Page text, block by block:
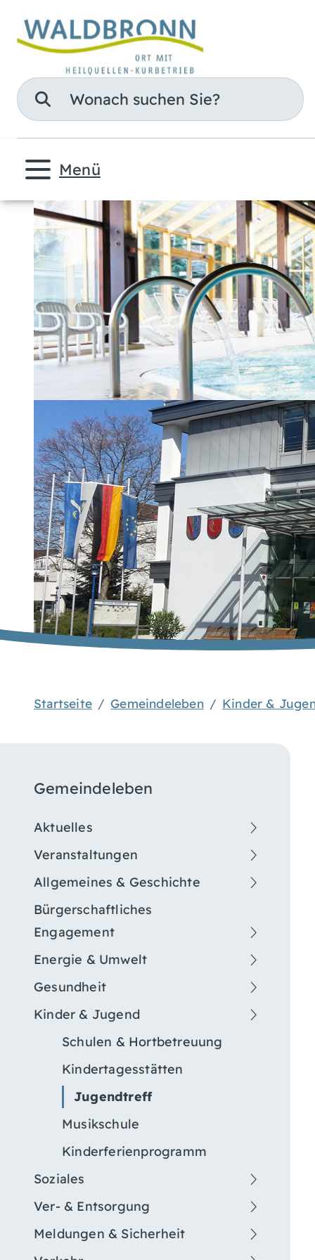
Suche
Menü
Startseite Gemeindeleben Kinder &
Gemeindeleben
Aktuelles
Veranstaltungen
Allgemeines & Geschichte
Bürgerschaftliches
Engagement
Energie & Umwelt
Gesundheit
Kinder & Jugend
Schulen & Hortbetreuung
Kindertagesstätten
Jugendtreff
Musikschule
Kinderferienprogramm
Soziales
Ver- & Entsorgung
Meldungen & Sicherheit